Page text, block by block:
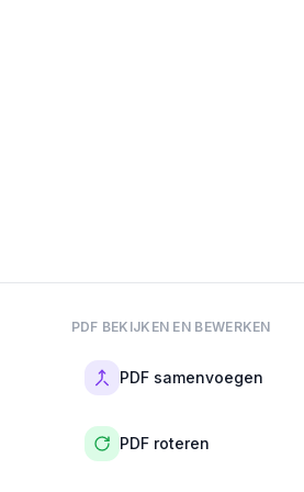
PDF BEKIJKEN EN BEWERKEN
PDF samenvoegen
PDF roteren